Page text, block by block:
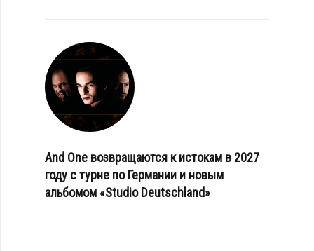
And One возвращаются к истокам в 2027
году с турне по Германии и новым
альбомом «Studio Deutschland»